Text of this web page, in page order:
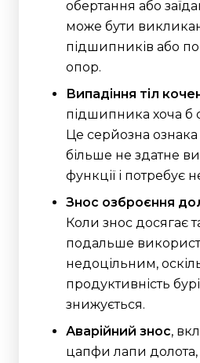
обертання або
може бути
підшипників або
опор.
Випадіння тіл
підшипника хоча б
Це серйозна
більше не здатне
функції і потребує
Знос озброєння
Коли знос досягає
подальше
недоцільним,
продуктивність
знижується.
Аварійний знос,
цапфи лапи